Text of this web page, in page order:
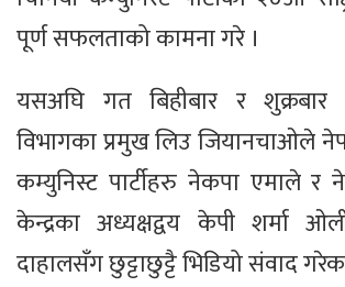
पूर्ण सफलताको कामना गरे ।
यसअघि गत बिहीबार र शुक्रबार
विभागका प्रमुख लिउ जियानचाओले
कम्युनिस्ट पार्टीहरु नेकपा एमाले र
केन्द्रका अध्यक्षद्वय केपी शर्मा
दाहालसँग छुट्टाछुट्टै भिडियो संवाद